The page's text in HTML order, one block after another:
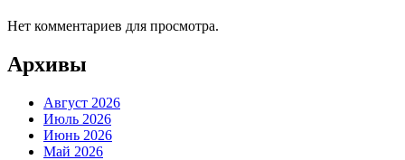
Нет комментариев для просмотра.
Архивы
Август 2026
Июль 2026
Июнь 2026
Май 2026